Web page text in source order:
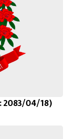
2083/04/18)